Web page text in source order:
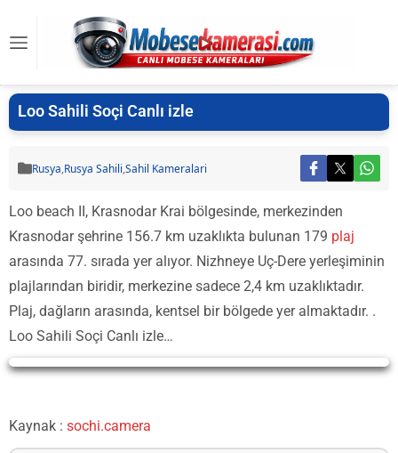
Loo Sahili Soçi Canlı izle
Rusya,Rusya Sahili,Sahil Kameralari
Loo beach II, Krasnodar Krai bölgesinde, merkezinden
Krasnodar şehrine 156.7 km uzaklıkta bulunan 179 plaj
arasında 77. sırada yer alıyor. Nizhneye Uç-Dere yerleşiminin
plajlarından biridir, merkezine sadece 2,4 km uzaklıktadır.
Plaj, dağların arasında, kentsel bir bölgede yer almaktadır. .
Loo Sahili Soçi Canlı izle…
Yayın Yükleniyor...
Kaynak : sochi.camera